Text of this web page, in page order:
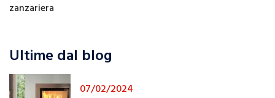
zanzariera
Ultime dal blog
07/02/2024